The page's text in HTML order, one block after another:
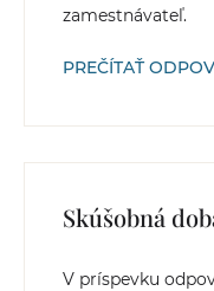
zamestnávateľ.
PREČÍTAŤ
Skúšobná
V príspevku